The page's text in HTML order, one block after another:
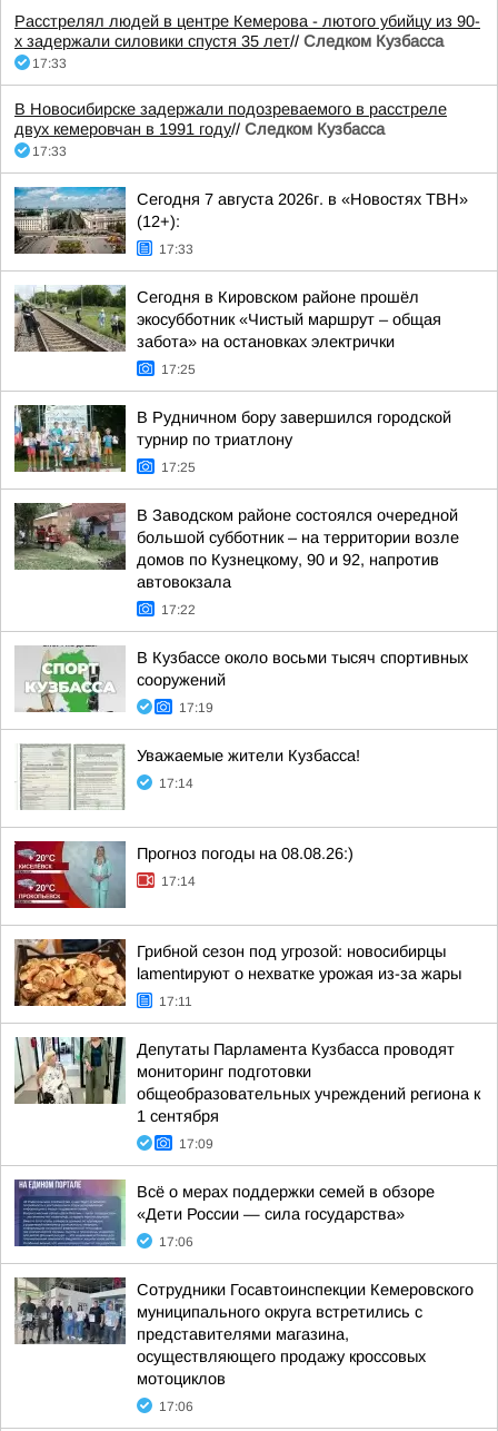
Расстрелял людей в центре Кемерова - лютого убийцу из 90-
х задержали силовики спустя 35 лет// Следком Кузбасса
17:33
В Новосибирске задержали подозреваемого в расстреле
двух кемеровчан в 1991 году// Следком Кузбасса
17:33
Сегодня 7 августа 2026г. в «Новостях ТВН»
(12+):
17:33
Сегодня в Кировском районе прошёл
экосубботник «Чистый маршрут – общая
забота» на остановках электрички
17:25
В Рудничном бору завершился городской
турнир по триатлону
17:25
В Заводском районе состоялся очередной
большой субботник – на территории возле
домов по Кузнецкому, 90 и 92, напротив
автовокзала
17:22
В Кузбассе около восьми тысяч спортивных
сооружений
17:19
Уважаемые жители Кузбасса!
17:14
Прогноз погоды на 08.08.26:)
17:14
Грибной сезон под угрозой: новосибирцы
lamentируют о нехватке урожая из-за жары
17:11
Депутаты Парламента Кузбасса проводят
мониторинг подготовки
общеобразовательных учреждений региона к
1 сентября
17:09
Всё о мерах поддержки семей в обзоре
«Дети России — сила государства»
17:06
Сотрудники Госавтоинспекции Кемеровского
муниципального округа встретились с
представителями магазина,
осуществляющего продажу кроссовых
мотоциклов
17:06